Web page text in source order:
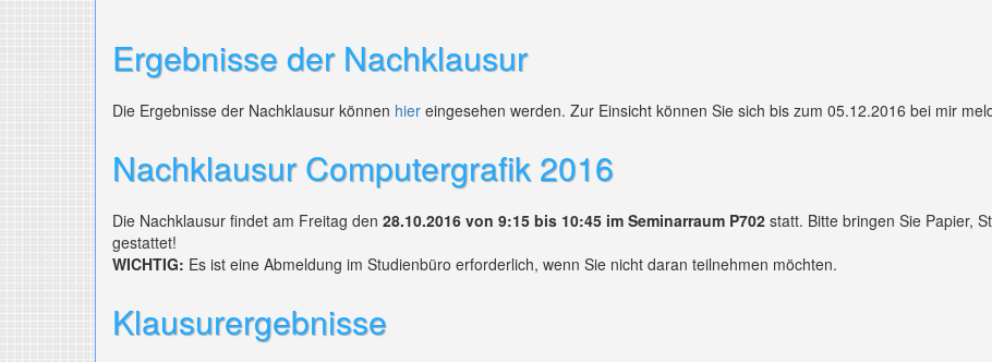
Ergebnisse der Nachklausur
Die Ergebnisse der Nachklausur können hier eingesehen werden. Zur Einsicht können Sie sich bis zum 05.12.2016 bei mir
Nachklausur Computergrafik 2016
Die Nachklausur findet am Freitag den 28.10.2016 von 9:15 bis 10:45 im Seminarraum P702 statt. Bitte bringen Sie Papier,
gestattet!
WICHTIG: Es ist eine Abmeldung im Studienbüro erforderlich, wenn Sie nicht daran teilnehmen möchten.
Klausurergebnisse